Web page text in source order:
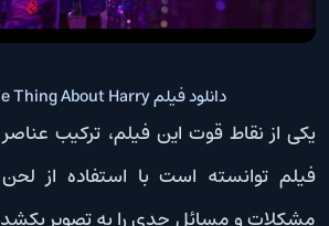
دانلود فیلم The Thing About Harry رایگان
یکی از نقاط قوت این فیلم، ترکیب
فیلم توانسته است با استفاده از
مشکلات و مسائل جدی را به تصویر بکشد